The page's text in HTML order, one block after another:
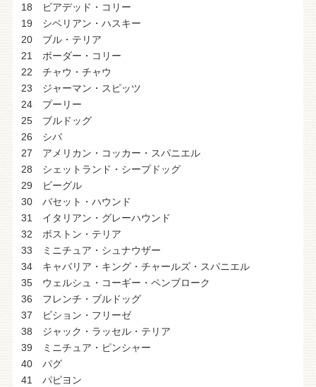
18 ビアデッド・コリー
19 シベリアン・ハスキー
20 ブル・テリア
21 ボーダー・コリー
22 チャウ・チャウ
23 ジャーマン・スピッツ
24 プーリー
25 ブルドッグ
26 シバ
27 アメリカン・コッカー・スパニエル
28 シェットランド・シープドッグ
29 ビーグル
30 バセット・ハウンド
31 イタリアン・グレーハウンド
32 ボストン・テリア
33 ミニチュア・シュナウザー
34 キャバリア・キング・チャールズ・スパニエル
35 ウェルシュ・コーギー・ペンブローク
36 フレンチ・ブルドッグ
37 ビション・フリーゼ
38 ジャック・ラッセル・テリア
39 ミニチュア・ピンシャー
40 パグ
41 パピヨン